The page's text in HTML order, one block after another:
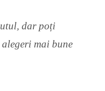
dar poți
mai bune